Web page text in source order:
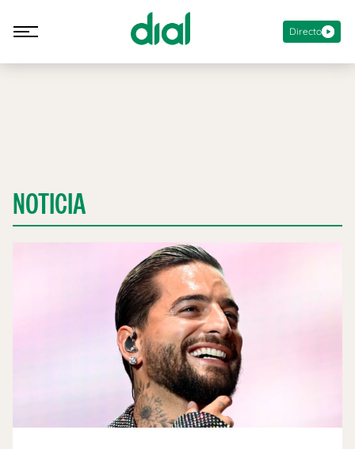
Directo
NOTICIA